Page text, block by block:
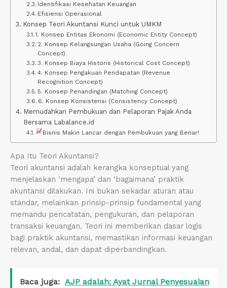
Identifikasi Kesehatan Keuangan
Efisiensi Operasional
Konsep Teori Akuntansi Kunci untuk UMKM
1. Konsep Entitas Ekonomi (Economic Entity Concept)
2. Konsep Kelangsungan Usaha (Going Concern
Concept)
3. Konsep Biaya Historis (Historical Cost Concept)
4. Konsep Pengakuan Pendapatan (Revenue
Recognition Concept)
5. Konsep Penandingan (Matching Concept)
6. Konsep Konsistensi (Consistency Concept)
Memudahkan Pembukuan dan Pelaporan Pajak Anda
Bersama Labalance.id
Bisnis Makin Lancar dengan Pembukuan yang Benar!
Apa Itu Teori Akuntansi?
Teori akuntansi adalah kerangka konseptual yang
menjelaskan ‘mengapa’ dan ‘bagaimana’ praktik
akuntansi dilakukan. Ini bukan sekadar aturan atau
standar, melainkan prinsip-prinsip fundamental yang
memandu pencatatan, pengukuran, dan pelaporan
transaksi keuangan. Teori ini memberikan dasar logis
bagi praktik akuntansi, memastikan informasi keuangan
relevan, andal, dan dapat diperbandingkan.
Baca juga: AJP adalah: Ayat Jurnal Penyesuaian